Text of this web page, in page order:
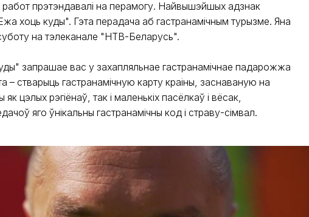
работ прэтэндавалі на перамогу. Найвышэйшых адзнак
хоць куды". Гэта перадача аб гастранамiчным турызме. Яна
на тэлеканале "НТВ-Беларусь".
запрашае вас у захапляльнае гастранамічнае падарожжа
– стварыць гастранамічную карту краіны, заснаваную на
як цэлых рэгіёнаў, так і маленькіх пасёлкаў і вёсак,
яго ўнікальны гастранамічны код і страву-сімвал.